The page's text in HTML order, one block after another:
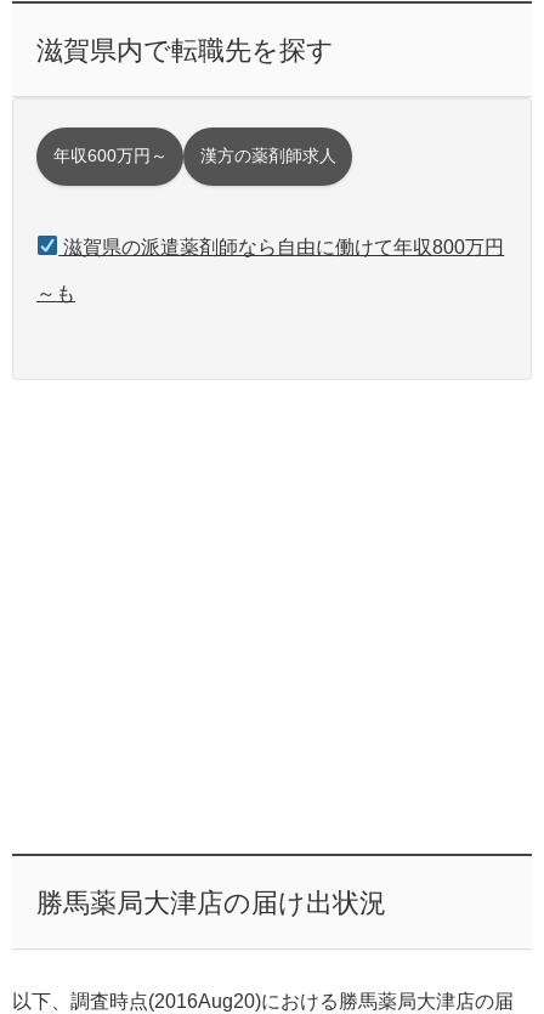
滋賀県内で転職先を探す
年収600万円～ 漢方の薬剤師求人
滋賀県の派遣薬剤師なら自由に働けて年収800万円
～も
勝馬薬局大津店の届け出状況
以下、調査時点(2016Aug20)における勝馬薬局大津店の届